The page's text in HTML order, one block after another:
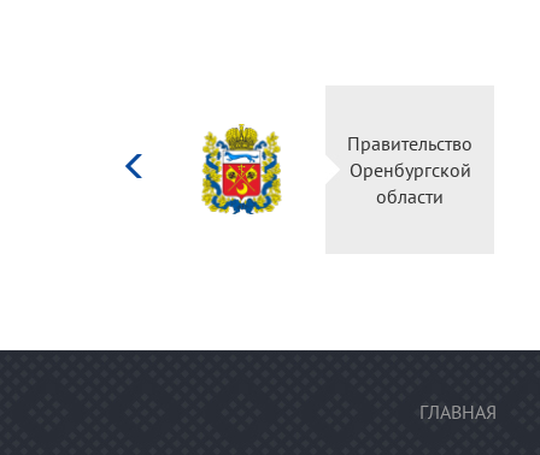
Министерство
культуры
Российской
федерации
ГЛАВНАЯ